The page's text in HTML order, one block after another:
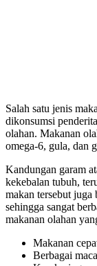
Salah satu jenis
dikonsumsi
olahan. Makanan
omega-6, gula, dan
Kandungan garam
kekebalan tubuh,
makan tersebut juga
sehingga sangat
makanan olahan
Makanan
Berbagai